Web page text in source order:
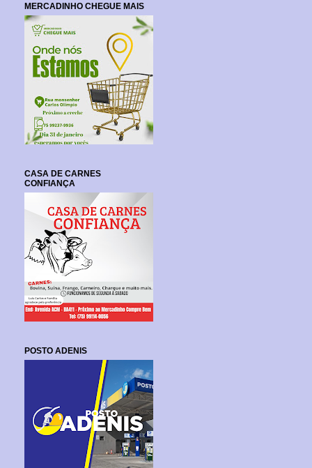
MERCADINHO CHEGUE MAIS
CASA DE CARNES
CONFIANÇA
POSTO ADENIS